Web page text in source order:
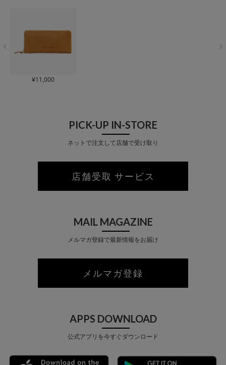
¥11,000
PICK-UP IN-STORE
ネットで注文して店舗で受け取り
店舗受取 サービス
MAIL MAGAZINE
メルマガ登録で最新情報をお届け
メルマガ登録
APPS DOWNLOAD
公式アプリを今すぐダウンロード